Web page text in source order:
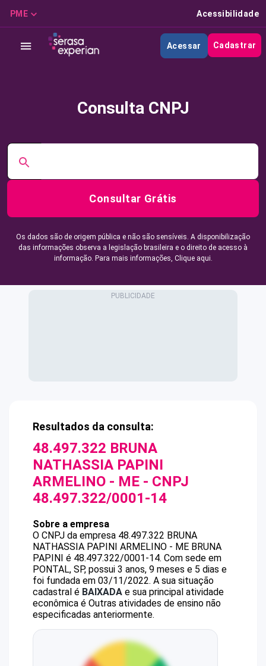
PME Acessibilidade
Acessar Cadastrar
Consulta CNPJ
Consultar Grátis
Os dados são de origem pública e não são sensíveis. A disponibilização
das informações observa a legislação brasileira e o direito de acesso à
informação. Para mais informações, Clique aqui.
Resultados da consulta:
48.497.322 BRUNA
NATHASSIA PAPINI
ARMELINO - ME - CNPJ
48.497.322/0001-14
Sobre a empresa
O CNPJ da empresa 48.497.322 BRUNA
NATHASSIA PAPINI ARMELINO - ME BRUNA
PAPINI é 48.497.322/0001-14. Com sede em
PONTAL, SP, possui 3 anos, 9 meses e 5 dias e
foi fundada em 03/11/2022. A sua situação
cadastral é BAIXADA e sua principal atividade
econômica é Outras atividades de ensino não
especificadas anteriormente.